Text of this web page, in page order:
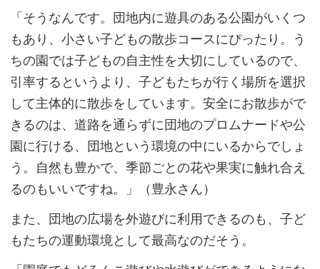
「そうなんです。団地内に遊具のある公園がいくつ
もあり、小さい子どもの散歩コースにぴったり。う
ちの園では子どもの自主性を大切にしているので、
引率するというより、子どもたちが行く場所を選択
して主体的に散歩をしています。安全にお散歩がで
きるのは、道路を通らずに団地のプロムナードや公
園に行ける、団地という環境の中にいるからでしょ
う。自然も豊かで、季節ごとの花や果実に触れ合え
るのもいいですね。」（豊永さん）
また、団地の広場を外遊びに利用できるのも、子ど
もたちの運動環境として最高なのだそう。